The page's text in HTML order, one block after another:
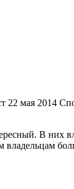
22 мая 2014
В них
владельцам